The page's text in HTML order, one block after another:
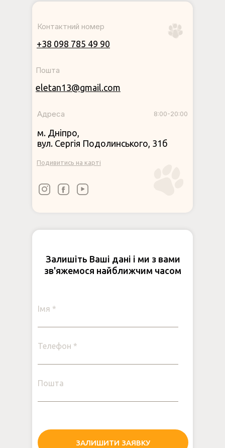
Залишіть Ваші дані і ми з вами
зв'яжемося найближчим часом
Імя *
Телефон *
Пошта
ЗАЛИШИТИ ЗАЯВКУ
+38 098 785 49 90
Контактний номер
Пошта
eletan13@gmail.com
Подивитись на карті
8:00-20:00
Адреса
м. Дніпро,
вул. Сергія Подолинського, 31б